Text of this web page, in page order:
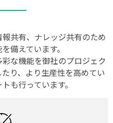
共有、ナレッジ共有のため
備えています。
な機能を御社のプロジェク
り、より生産性を高めてい
も行っています。